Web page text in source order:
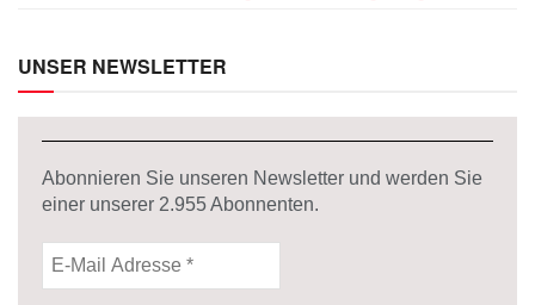
UNSER NEWSLETTER
Abonnieren Sie unseren Newsletter und werden Sie
einer unserer 2.955Abonnenten.